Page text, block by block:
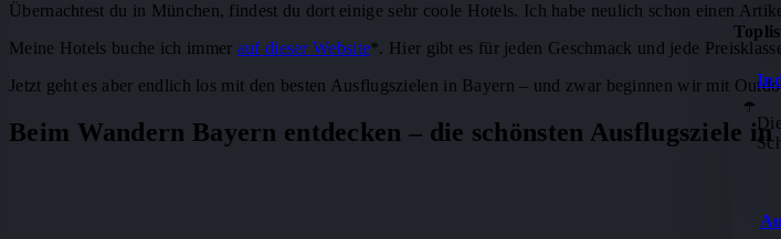
☂️
Übernachtest du in München, findest du dort einige sehr coole Hotels. Ich habe neulich schon einen
Meine Hotels buche ich immer auf dieser Website*. Hier gibt es für jeden Geschmack und jede
Jetzt geht es aber endlich los mit den besten Ausflugszielen in Bayern – und zwar beginnen wir mit
Beim Wandern Bayern entdecken – die schönsten Ausflugsziele